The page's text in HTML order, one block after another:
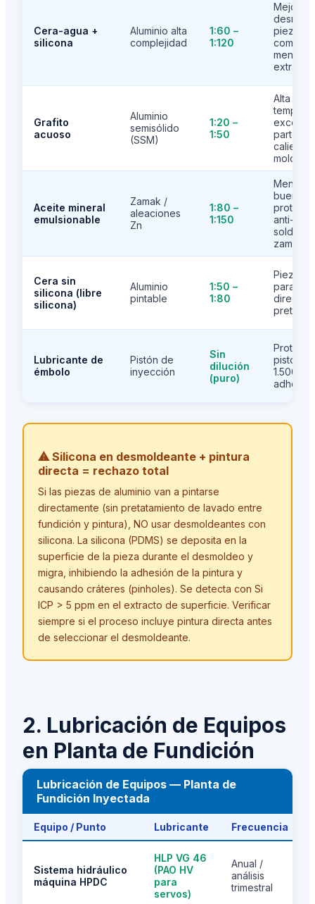
Cera-agua +
silicona
Aluminio alta
complejidad
1:60 –
1:120
Mejor
piezas
menor
Grafito
acuoso
Aluminio
semisólido
(SSM)
1:20 –
1:50
Alta
partes
molde
Aceite mineral
emulsionable
Zamak /
aleaciones
Zn
1:80 –
1:150
Menor
buena
anti-
zamak
Cera sin
silicona (libre
silicona)
Aluminio
pintable
1:50 –
1:80
Piezas
para
directa
Lubricante de
émbolo
Pistón de
inyección
Sin
dilución
(puro)
Protege
pistón a
1.500
⚠ Silicona en desmoldeante + pintura
directa = rechazo total
Si las piezas de aluminio van a pintarse
directamente (sin pretatamiento de lavado entre
fundición y pintura), NO usar desmoldeantes con
silicona. La silicona (PDMS) se deposita en la
superficie de la pieza durante el desmoldeo y
migra, inhibiendo la adhesión de la pintura y
causando cráteres (pinholes). Se detecta con Si
ICP > 5 ppm en el extracto de superficie. Verificar
siempre si el proceso incluye pintura directa antes
de seleccionar el desmoldeante.
2. Lubricación de Equipos
en Planta de Fundición
Lubricación de Equipos — Planta de
Fundición Inyectada
Equipo / Punto Lubricante Frecuencia
Sistema hidráulico
máquina HPDC
HLP VG 46
(PAO HV
para
servos)
Anual /
análisis
trimestral